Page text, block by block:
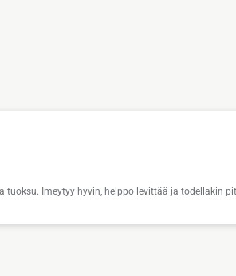
Imeytyy hyvin, helppo levittää ja todellakin